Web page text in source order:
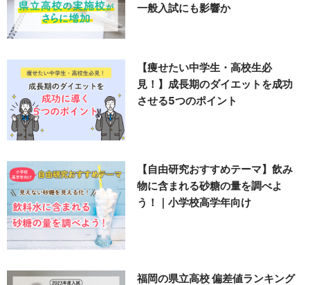
一般入試にも影響か
【痩せたい中学生・高校生必
見！】成長期のダイエットを成功
させる5つのポイント
【自由研究おすすめテーマ】飲み
物に含まれる砂糖の量を調べよ
う！｜小学校高学年向け
福岡の県立高校 偏差値ランキング